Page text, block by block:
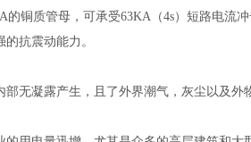
铜质管母，可承受63KA（4s）短路电流
抗震动能力。
无凝露产生，且了外界潮气，灰尘以及